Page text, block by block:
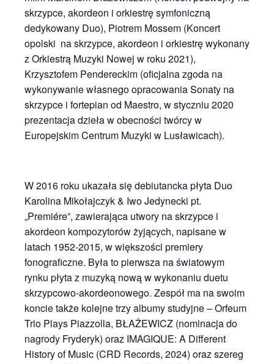
skrzypce, akordeon i orkiestrę symfoniczną
dedykowany Duo), Piotrem Mossem (Koncert
opolski na skrzypce, akordeon i orkiestrę wykonany
z Orkiestrą Muzyki Nowej w roku 2021),
Krzysztofem Pendereckim (oficjalna zgoda na
wykonywanie własnego opracowania Sonaty na
skrzypce i fortepian od Maestro, w styczniu 2020
prezentacja dzieła w obecności twórcy w
Europejskim Centrum Muzyki w Lusławicach).
W 2016 roku ukazała się debiutancka płyta Duo
Karolina Mikołajczyk & Iwo Jedynecki pt.
„Premiére”, zawierająca utwory na skrzypce i
akordeon kompozytorów żyjących, napisane w
latach 1952-2015, w większości premiery
fonograficzne. Była to pierwsza na światowym
rynku płyta z muzyką nową w wykonaniu duetu
skrzypcowo-akordeonowego. Zespół ma na swoim
koncie także kolejne trzy albumy studyjne – Orfeum
Trio Plays Piazzolla, BŁAŻEWICZ (nominacja do
nagrody Fryderyk) oraz IMAGIQUE: A Different
History of Music (CRD Records, 2024) oraz szereg